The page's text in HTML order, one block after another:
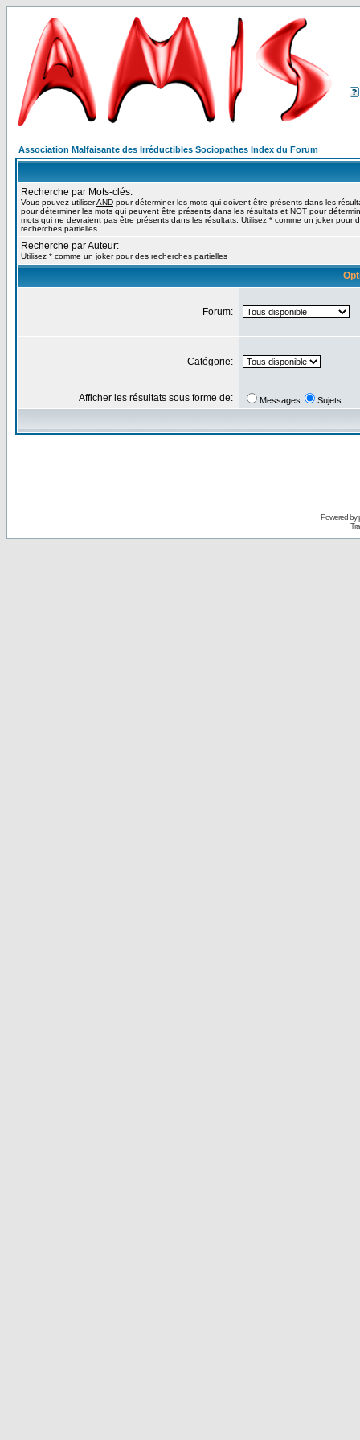
Association Malfaisante des Irréductibles Sociopathes Index du Forum
Recherche par Mots-clés:
Vous pouvez utiliserAND pour déterminer les mots qui doivent être présents dans les
pour déterminer les mots qui peuvent être présents dans les résultats et NOT pour
mots qui ne devraient pas être présents dans les résultats. Utilisez * comme un joker pour
recherches partielles
Recherche par Auteur:
Utilisez * comme un joker pour des recherches partielles
Forum:
Catégorie:
Afficher les résultats sous forme de: Messages Sujets
Powered by